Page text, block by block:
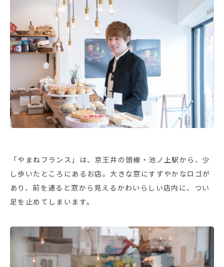
「やまねフランス」は、京王井の頭線・池ノ上駅から、少
し歩いたところにあるお店。大きな窓にすずやかなロゴが
あり、前を通ると窓から見えるかわいらしい店内に、つい
足を止めてしまいます。